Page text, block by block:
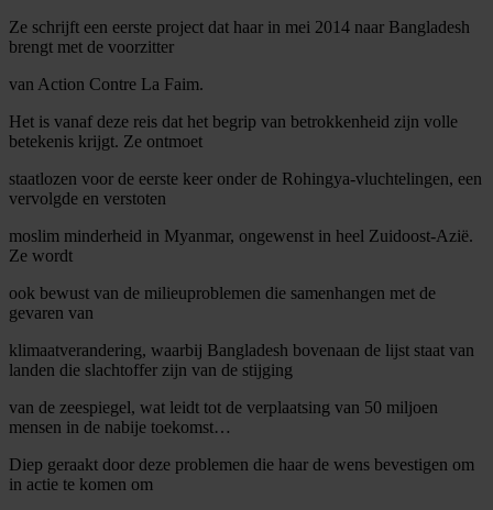
Ze schrijft een eerste project dat haar in mei 2014 naar Bangladesh
brengt met de voorzitter
van Action Contre La Faim.
Het is vanaf deze reis dat het begrip van betrokkenheid zijn volle
betekenis krijgt. Ze ontmoet
staatlozen voor de eerste keer onder de Rohingya-vluchtelingen, een
vervolgde en verstoten
moslim minderheid in Myanmar, ongewenst in heel Zuidoost-Azië.
Ze wordt
ook bewust van de milieuproblemen die samenhangen met de
gevaren van
klimaatverandering, waarbij Bangladesh bovenaan de lijst staat van
landen die slachtoffer zijn van de stijging
van de zeespiegel, wat leidt tot de verplaatsing van 50 miljoen
mensen in de nabije toekomst…
Diep geraakt door deze problemen die haar de wens bevestigen om
in actie te komen om